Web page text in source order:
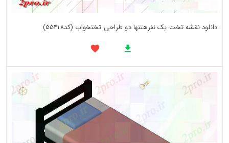
دانلود نقشه تخت یک نفرهتنها دو طراحی تختخواب (کد55418)